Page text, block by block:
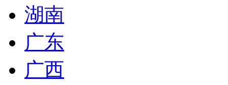
湖南
广东
广西